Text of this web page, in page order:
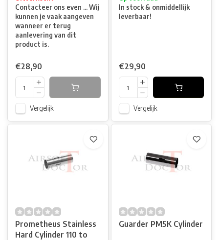
Contacteer ons even ... Wij
kunnen je vaak aangeven
wanneer er terug
aanlevering van dit
product is.
€28,90
Vergelijk
In stock & onmiddellijk
leverbaar!
€29,90
Vergelijk
Prometheus Stainless
Hard Cylinder 110 to
Guarder PM5K Cylinder